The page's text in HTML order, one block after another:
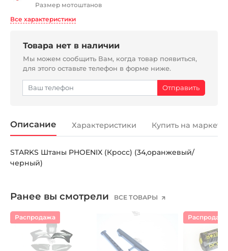
Размер мотоштанов
Все характеристики
Товара нет в наличии
Мы можем сообщить Вам, когда товар появиться,
для этого оставьте телефон в форме ниже.
Описание Характеристики Купить на
STARKS Штаны PHOENIX (Кросс) (34,оранжевый/
черный)
Ранее вы смотрели ВСЕ ТОВАРЫ
Распродажа Распродажа